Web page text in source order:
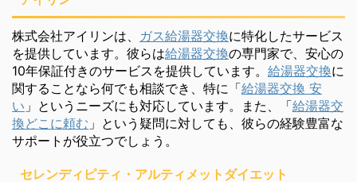
株式会社アイリンは、 ガス給湯器交換に特化したサービス
を提供しています。彼らは給湯器交換の専門家で、安心の
10年保証付きのサービスを提供しています。 給湯器交換に
関することなら何でも相談でき、特に「給湯器交換 安
い 」というニーズにも対応しています。また、「給湯器交
換どこに頼む 」という疑問に対しても、彼らの経験豊富な
サポートが役立つでしょう。
セレンディピティ・アルティメットダイエット